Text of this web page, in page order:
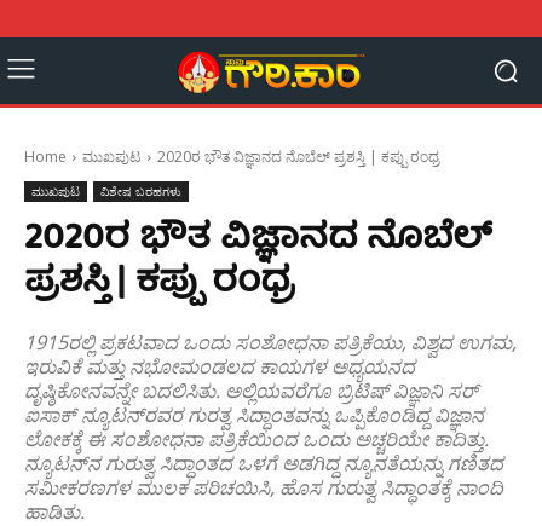
Home ಮುಖಪುಟ 2020ರ ಭೌತ ವಿಜ್ಞಾನದ ನೊಬೆಲ್ ಪ್ರಶಸ್ತಿ | ಕಪ್ಪು ರಂಧ್ರ
ಮುಖಪುಟ ವಿಶೇಷ ಬರಹಗಳು
2020ರ ಭೌತ ವಿಜ್ಞಾನದ ನೊಬೆಲ್
ಪ್ರಶಸ್ತಿ | ಕಪ್ಪು ರಂಧ್ರ
1915ರಲ್ಲಿ ಪ್ರಕಟವಾದ ಒಂದು ಸಂಶೋಧನಾ ಪತ್ರಿಕೆಯು, ವಿಶ್ವದ ಉಗಮ,
ಇರುವಿಕೆ ಮತ್ತು ನಭೋಮಂಡಲದ ಕಾಯಗಳ ಅಧ್ಯಯನದ
ದೃಷ್ಠಿಕೋನವನ್ನೇ ಬದಲಿಸಿತು. ಅಲ್ಲಿಯವರೆಗೂ ಬ್ರಿಟಿಷ್ ವಿಜ್ಞಾನಿ ಸರ್
ಐಸಾಕ್ ನ್ಯೂಟನ್‍ರವರ ಗುರತ್ವ ಸಿದ್ಧಾಂತವನ್ನು ಒಪ್ಪಿಕೊಂಡಿದ್ದ ವಿಜ್ಞಾನ
ಲೋಕಕ್ಕೆ ಈ ಸಂಶೋಧನಾ ಪತ್ರಿಕೆಯಿಂದ ಒಂದು ಅಚ್ಚರಿಯೇ ಕಾದಿತ್ತು.
ನ್ಯೂಟನ್‍ನ ಗುರುತ್ವ ಸಿದ್ಧಾಂತದ ಒಳಗೆ ಅಡಗಿದ್ದ ನ್ಯೂನತೆಯನ್ನು ಗಣಿತದ
ಸಮೀಕರಣಗಳ ಮುಲಕ ಪರಿಚಯಿಸಿ, ಹೊಸ ಗುರುತ್ವ ಸಿದ್ಧಾಂತಕ್ಕೆ ನಾಂದಿ
ಹಾಡಿತು.